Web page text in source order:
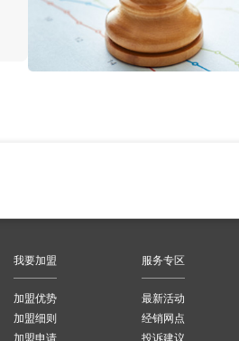
我要加盟
加盟优势
加盟细则
加盟申请
服务专区
最新活动
经销网点
投诉建议